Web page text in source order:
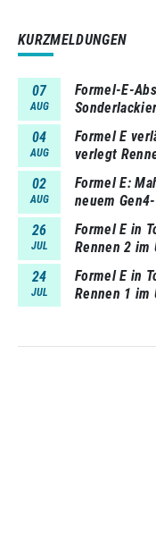
KURZMELDUNGEN
07
AUG
Formel-E-
04
AUG
Formel E
verlegt
02
AUG
Formel E:
neuem
26
JUL
Formel E in
Rennen 2 im
24
JUL
Formel E in
Rennen 1 im